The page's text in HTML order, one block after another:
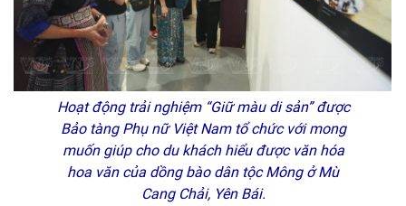
Hoạt động trải nghiệm “Giữ màu di sản” được
Bảo tàng Phụ nữ Việt Nam tổ chức với mong
muốn giúp cho du khách hiểu được văn hóa
hoa văn của dồng bào dân tộc Mông ở Mù
Cang Chải, Yên Bái.